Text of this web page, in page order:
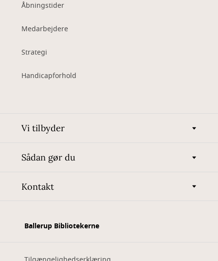
Åbningstider
Medarbejdere
Strategi
Handicapforhold
Vi tilbyder
Sådan gør du
Kontakt
Ballerup Bibliotekerne